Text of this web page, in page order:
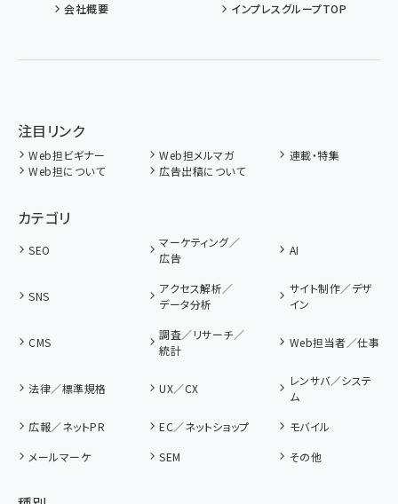
会社概要
インプレスグループTOP
注目リンク
Web担ビギナー Web担メルマガ
連載・特集
Web担について
広告出稿について
カテゴリ
SEO
マーケティング／
広告
AI
SNS
アクセス解析／
データ分析
サイト制作／デザ
イン
CMS
調査／リサーチ／
統計
Web担当者／仕事
法律／標準規格 UX／CX
レンサバ／システ
ム
広報／ネットPR
EC／ネットショップ
モバイル
メールマーケ
SEM その他